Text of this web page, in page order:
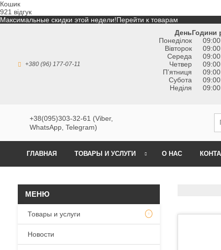
Кошик
921 відгук
Максимальные скидки этой недели!Перейти к товарам
+380 (96) 177-07-11
ДеньГодини
Понеділок
Вівторок
Середа
Четвер
Пʼятниця
Субота
Неділя
+38(095)303-32-61 (Viber,
WhatsApp, Telegram)
ГЛАВНАЯ ТОВАРЫ И УСЛУГИ О НАС
Товары и услуги
Новости